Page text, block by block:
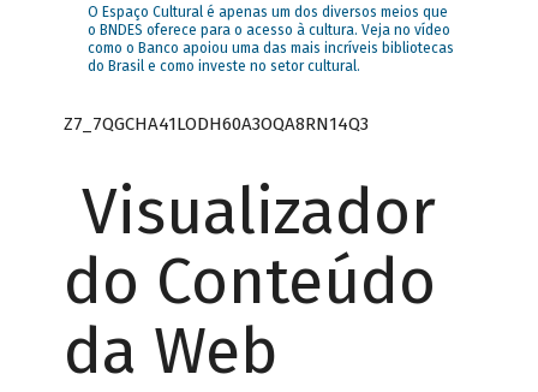
O Espaço Cultural é apenas um dos diversos meios que
o BNDES oferece para o acesso à cultura. Veja no vídeo
como o Banco apoiou uma das mais incríveis bibliotecas
do Brasil e como investe no setor cultural.
Z7_7QGCHA41LODH60A3OQA8RN14Q3
Visualizador
do Conteúdo
da Web